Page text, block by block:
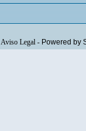
Aviso Legal- Powered by